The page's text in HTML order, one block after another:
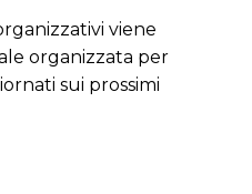
viene
organizzata per
sui prossimi